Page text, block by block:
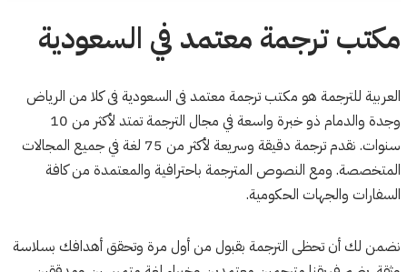
مكتب ترجمة معتمد في السعودية
العربية للترجمة هو مكتب ترجمة معتمد فى السعودية فى كلا من الرياض
وجدة والدمام ذو خبرة واسعة في مجال الترجمة تمتد لأكثر من 10
سنوات. نقدم ترجمة دقيقة وسريعة لأكثر من 75 لغة في جميع المجالات
المتخصصة. ومع النصوص المترجمة باحترافية والمعتمدة من كافة
السفارات والجهات الحكومية.
نضمن لك أن تحظى الترجمة بقبول من أول مرة وتحقق أهدافك بسلاسة